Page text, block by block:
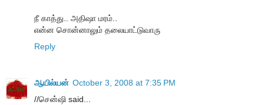
நீ காத்து.. அதிஷா மரம்..
என்ன சொன்னாலும் தலையாட்டுவாரு
Reply
ஆயில்யன் October 3, 2008 at 7:35 PM
//சென்ஷி said...